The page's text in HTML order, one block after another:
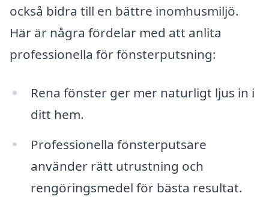
också bidra till en bättre inomhusmiljö.
Här är några fördelar med att anlita
professionella för fönsterputsning:
Rena fönster ger mer naturligt ljus in i
ditt hem.
Professionella fönsterputsare
använder rätt utrustning och
rengöringsmedel för bästa resultat.